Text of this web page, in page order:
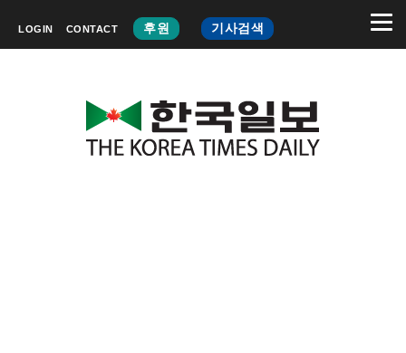
LOGIN CONTACT 후원 기사검색